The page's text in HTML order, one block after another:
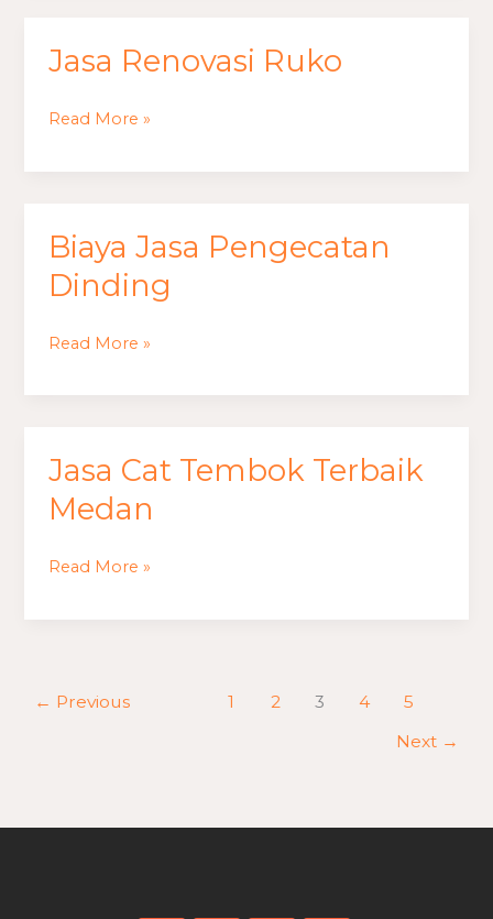
Jasa Renovasi Ruko
Jasa
Ruko
Read More »
Biaya Jasa Pengecatan
Dinding
Biaya
Jasa
Pengecatan
Read More »
Jasa Cat Tembok Terbaik
Medan
Jasa
Cat
Tembok
Read More »
← Previous 1 2 3 4
5
Next →